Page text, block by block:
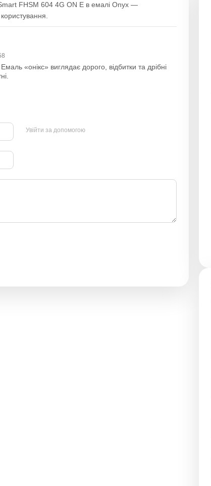
FHSM 604 4G ON E в емалі Onyx —
«онікс» виглядає дорого, відбитки та дрібні
Увійти за допомогою